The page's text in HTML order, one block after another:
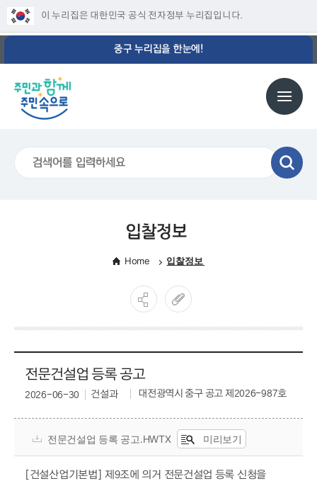
이 누리집은 대한민국 공식 전자정부 누리집입니다.
중구 누리집을 한눈에!
입찰정보
Home 입찰정보
전문건설업 등록 공고
건설과
2026-06-30 대전광역시 중구 공고 제2026-987호
전문건설업 등록 공고.HWTX 미리보기
[건설산업기본법] 제9조에 의거 전문건설업 등록 신청을